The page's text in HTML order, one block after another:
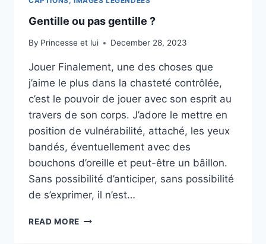
Gentille ou pas gentille ?
By Princesse et lui December 28, 2023
Jouer Finalement, une des choses que
j’aime le plus dans la chasteté contrôlée,
c’est le pouvoir de jouer avec son esprit au
travers de son corps. J’adore le mettre en
position de vulnérabilité, attaché, les yeux
bandés, éventuellement avec des
bouchons d’oreille et peut-être un bâillon.
Sans possibilité d’anticiper, sans possibilité
de s’exprimer, il n’est…
READ MORE GENTILLE